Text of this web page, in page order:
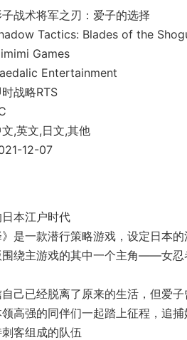
战术将军之刃：爱子的选择
Tactics: Blades of the
Games
Entertainment
战略RTS
,英文,日文,其他
12-07
本江户时代
》是一款潜行策略游戏，设定日本
围绕主游戏的其中一个主角——女
己已经脱离了原来的生活，但爱
高强的同伴们一起踏上征程，追
客组成的队伍